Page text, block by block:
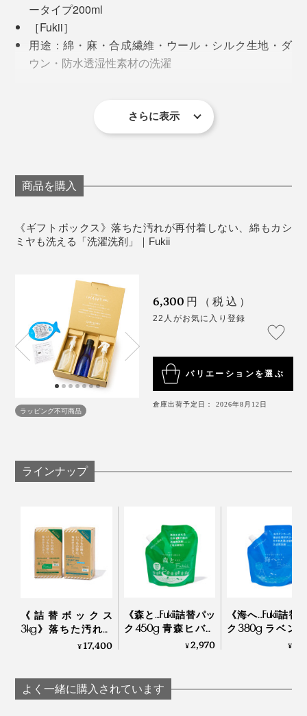
蛍光増白剤が入っていないので、白いものと色柄ものを
えます。
で、市販の重曹を足して洗ってみてください（水50Lに
対して、重曹を大さじ約7～8杯）。皮脂汚れが、より落
ちやすくなります。
落ちにくい泥や血液、襟・袖の汚れには、別売の「海を
『Fukii』の洗浄力は、洗濯以外にも、大活躍。別売の
ば、「多目的洗剤」として重宝します。
『Fukii』と水を、1：20の割合でつくった「軽い汚れ用
最近は、キッチンでも愛用しています。『海へ…Fukii』
ンロに、油ハネで汚れた床に、シュッ、シュッ。
キッチンペーパーや濡れふきんで、サッと拭くだけで、
汚れがとれるし、仕上げ拭きがいらないからカンタンで
食器洗いにも活躍しています。市販の食器用洗剤にくら
べると、泡立ちが少ないので、初めは心配になりました
でスッキリ洗い上がったので、大満足。
ータイプ200ml
［Fukii］
用途：綿・麻・合成繊維・ウール・シルク生地・ダ
ウン・防水透湿性素材の洗濯
洗濯機の種類：うずまき式・攪拌式・回転ドラム式
※2 ［海へ…Fukii］香料（ラベンダー精油・ホオリーフ精油・ベルガモット
精油等を使用）1％
［森と…Fukii］香料（青森ヒバ油）4.5ml
・その他、含まれる成分：純水80％以上
・使用している由来植物の特記事項：由来植物［海へ…Fukii／ヤシ・パー
ム・トウモロコシ・サツマイモ・ラベンダー・芳樟・ベルガモット］［森
と…Fukii／ヤシ・パーム・トウモロコシ・サツマイモ・青森ヒバ］産地
［千年ボトル］
サイズ：（約）幅8×高さ21×奥行4cm
重さ：約290g
噴霧量（1プッシュ）：ポンプ／約1ml、スプレー／
約0.27ml
材質：ボトル／ガラス、ポンプ部・スプレー部／
※洗剤液の色によって、成分の変化や差はありません。気になる方は振って
いただいても構いません。
※洗剤の「自動投入機能」は使えませんので、あらかじめご了承ください。
※お肌への安全性試験（24時間閉蓋パッチテスト・スティンキングテス
起こらないということではありません。
さらに表示
商品を購入
《ギフトボックス》落ちた汚れが再付着しない、綿もカシ
ミヤも洗える「洗濯洗剤」｜Fukii
ラッピング不可商品
6,300 円（税込）
22人がお気に入り登録
バリエーションを選ぶ
倉庫出荷予定日： 2026年8月12日
ラインナップ
《詰替ボックス
3kg》落ちた汚れが
再付着しない、綿も
¥17,400
《森と…Fukii詰替パッ
ク450g 青森ヒバの
香り》落ちた汚れが
「洗濯洗剤」｜森と…
Fukii
¥2,970
《海へ…Fukii詰替
ク380g ラベン
の香り》落ちた
¥
よく一緒に購入されています